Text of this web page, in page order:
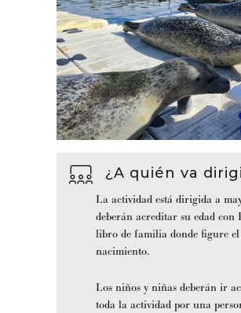
¿A quién va
La actividad está dirigida a
deberán acreditar su edad
libro de familia donde figure
nacimiento.
Los niños y niñas deberán ir
toda la actividad por una